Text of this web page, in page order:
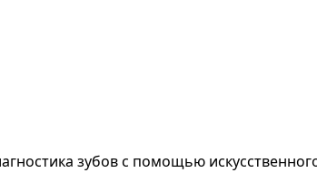
зубов с помощью